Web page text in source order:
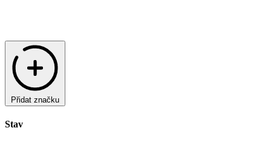
Přidat značku
Stav